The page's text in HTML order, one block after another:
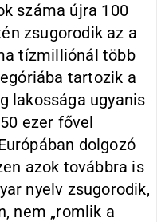
száma újra 100
zsugorodik az a
tízmilliónál több
tartozik a
lakossága ugyanis
ezer fővel
dolgozó
azok továbbra is
nyelv zsugorodik,
nem „romlik a